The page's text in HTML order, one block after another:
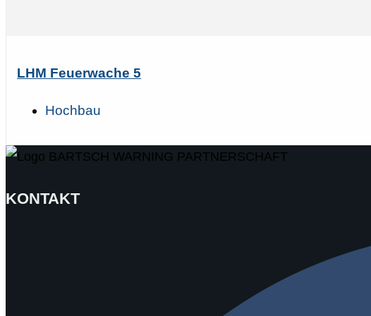
LHM Feuerwache 5
Hochbau
KONTAKT